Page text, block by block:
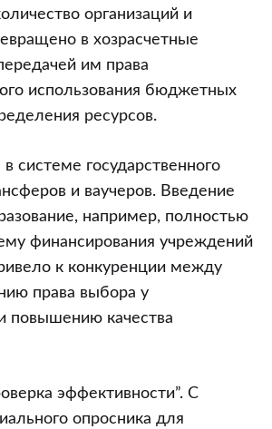
организаций и
в хозрасчетные
им права
использования бюджетных
ресурсов.
системе государственного
и ваучеров. Введение
например, полностью
финансирования учреждений
к конкуренции между
права выбора у
повышению качества
эффективности”. С
опросника для